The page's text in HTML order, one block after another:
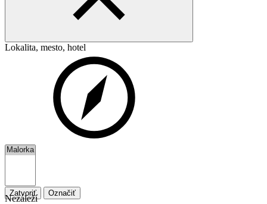
Lokalita, mesto, hotel
Zatvoriť Označiť
Nezáleží